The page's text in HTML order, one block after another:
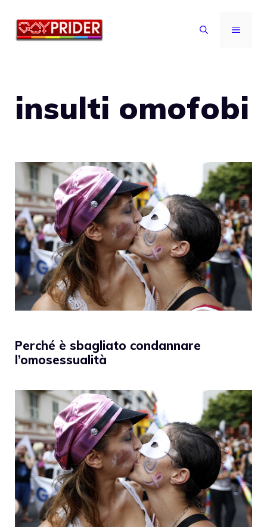
MENU
insulti omofobi
Perché è sbagliato condannare
l’omosessualità